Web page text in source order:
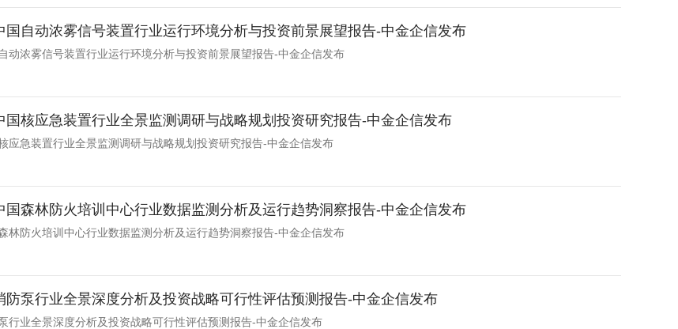
国自动浓雾信号装置行业运行环境分析与投资前景展望报告-中金企信发布
动浓雾信号装置行业运行环境分析与投资前景展望报告-中金企信发布
国核应急装置行业全景监测调研与战略规划投资研究报告-中金企信发布
应急装置行业全景监测调研与战略规划投资研究报告-中金企信发布
国森林防火培训中心行业数据监测分析及运行趋势洞察报告-中金企信发布
林防火培训中心行业数据监测分析及运行趋势洞察报告-中金企信发布
防泵行业全景深度分析及投资战略可行性评估预测报告-中金企信发布
行业全景深度分析及投资战略可行性评估预测报告-中金企信发布